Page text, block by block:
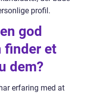
profil.
god
finder et
dem?
erfaring med at